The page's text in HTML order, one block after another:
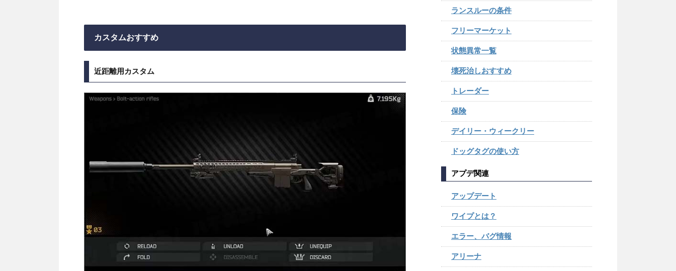
カスタムおすすめ
近距離用カスタム
ランスルーの条件
フリーマーケット
状態異常一覧
壊死治しおすすめ
トレーダー
保険
デイリー・ウィークリー
ドッグタグの使い方
アプデ関連
アップデート
ワイプとは？
エラー、バグ情報
アリーナ